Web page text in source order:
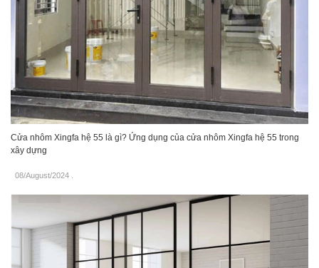
Cửa nhôm Xingfa hệ 55 là gì? Ứng dụng của cửa nhôm Xingfa hệ 55 trong
xây dựng
08/August/2024